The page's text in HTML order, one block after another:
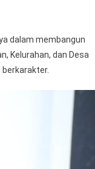
dalam membangun
Kelurahan, dan Desa